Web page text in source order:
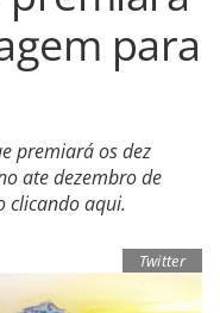
para
premiará os dez
ate dezembro de
clicando aqui.
Twitter